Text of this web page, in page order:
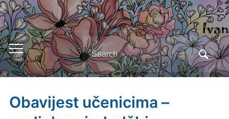
Toggle
mobile
menu
Search
for:
Obavijest učenicima –